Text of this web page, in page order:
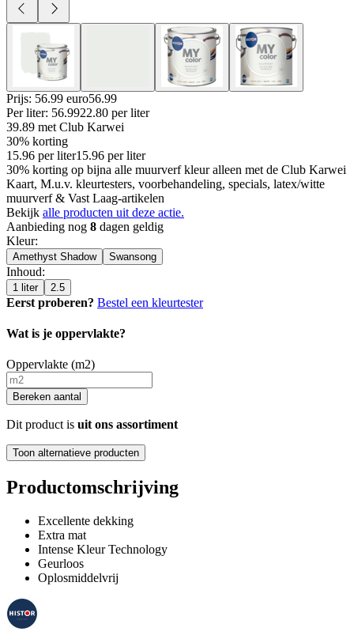
Prijs: 56.99 euro56.99
Per liter: 56.9922.80 per liter
39.89 met Club Karwei
30% korting
15.96 per liter15.96 per liter
30% korting op bijna alle muurverf kleur alleen met de Club Karwei
Kaart, M.u.v. kleurtesters, voorbehandeling, specials, latex/witte
muurverf & Vast Laag-artikelen
Bekijk alle producten uit deze actie.
Aanbieding nog 8 dagen geldig
Kleur:
Amethyst Shadow Swansong
Inhoud:
1 liter 2.5
Eerst proberen? Bestel een kleurtester
Wat is je oppervlakte?
Oppervlakte (m2)
Bereken aantal
Dit product is uit ons assortiment
Toon alternatieve producten
Productomschrijving
Excellente dekking
Extra mat
Intense Kleur Technology
Geurloos
Oplosmiddelvrij